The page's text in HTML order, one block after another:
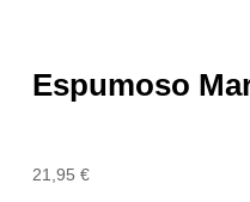
Espumoso
21,95€